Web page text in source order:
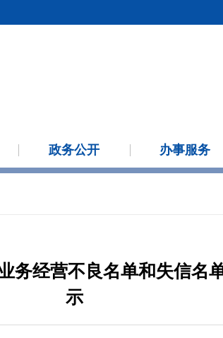
政务公开 办事服务
务经营不良名单和失信名
示